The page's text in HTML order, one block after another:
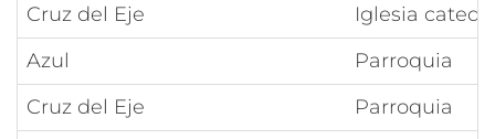
Cruz del Eje
Iglesia
Azul
Parroquia
Cruz del Eje
Parroquia